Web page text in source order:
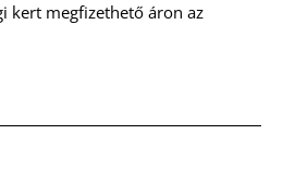
kert megfizethető áron az